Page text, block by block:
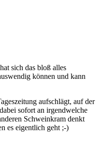
sich das bloß alles
können und kann
aufschlägt, auf der
sofort an irgendwelche
Schweinkram denkt
es eigentlich geht ;-)